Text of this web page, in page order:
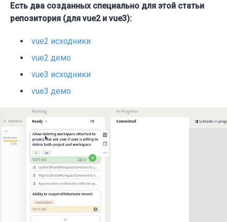
Есть два созданных специально для этой статьи
репозитория (для vue2 и vue3):
vue2 исходники
vue2 демо
vue3 исходники
vue3 демо